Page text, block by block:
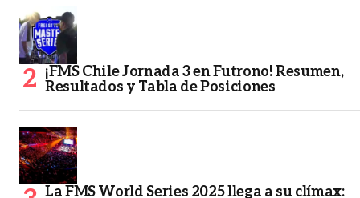
¡FMS Chile Jornada 3 en Futrono! Resumen,
Resultados y Tabla de Posiciones
La FMS World Series 2025 llega a su clímax: